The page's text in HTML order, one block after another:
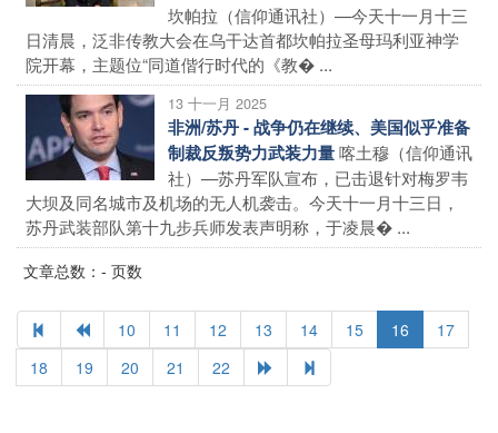
坎帕拉（信仰通讯社）—今天十一月十三
日清晨，泛非传教大会在乌干达首都坎帕拉圣母玛利亚神学
院开幕，主题位“同道偕行时代的《教� ...
13 十一月 2025
非洲/苏丹 - 战争仍在继续、美国似乎准备
制裁反叛势力武装力量喀土穆（信仰通讯
社）—苏丹军队宣布，已击退针对梅罗韦
大坝及同名城市及机场的无人机袭击。今天十一月十三日，
苏丹武装部队第十九步兵师发表声明称，于凌晨� ...
文章总数：- 页数
10 11 12 13 14 15 16
17
18
19 20 21 22